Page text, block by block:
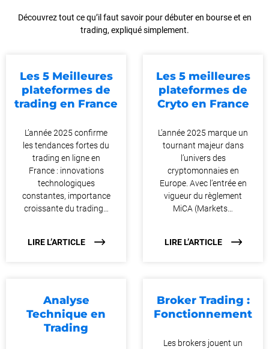
Découvrez tout ce qu’il faut savoir pour débuter en bourse et en
trading, expliqué simplement.
Les 5 Meilleures
plateformes de
trading en France
L’année 2025 confirme
les tendances fortes du
trading en ligne en
France : innovations
technologiques
constantes, importance
croissante du trading…
LIRE L’ARTICLE
Les 5 meilleures
plateformes de
Cryto en France
L’année 2025 marque un
tournant majeur dans
l’univers des
cryptomonnaies en
Europe. Avec l’entrée en
vigueur du règlement
MiCA (Markets…
LIRE L’ARTICLE
Analyse
Technique en
Trading
Broker Trading :
Fonctionnement
Les brokers jouent un